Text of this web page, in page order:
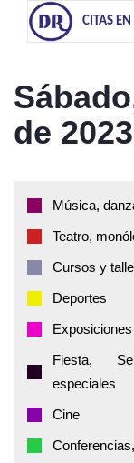
CITAS
de 2023
Música,
Teatro,
Cursos y
Deportes
Exposiciones
Fiesta,
especiales
Cine